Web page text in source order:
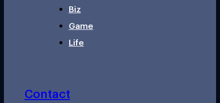
Biz
Game
Life
Contact